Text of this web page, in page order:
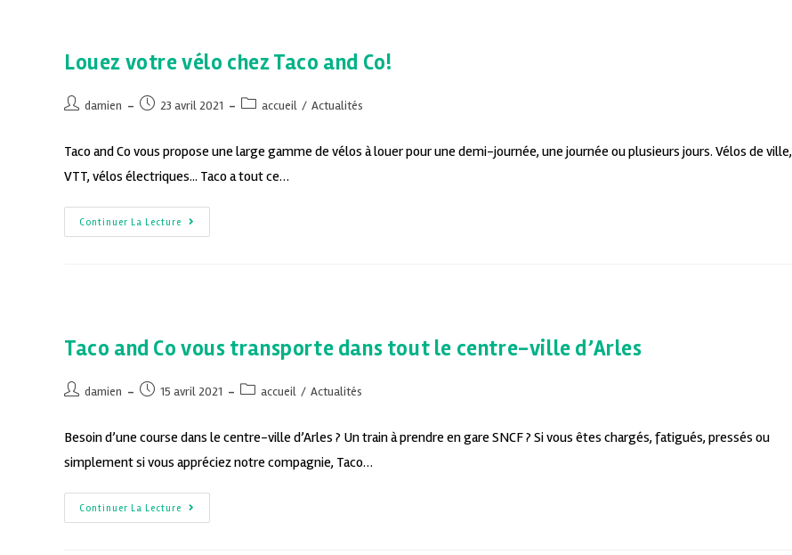
Louez votre vélo chez Taco and Co!
damien 23 avril 2021 accueil / Actualités
Taco and Co vous propose une large gamme de vélos à louer pour une demi-journée, une journée ou plusieurs jours. Vélos de ville,
VTT, vélos électriques... Taco a tout ce…
Continuer La Lecture
Taco and Co vous transporte dans tout le centre-ville d’Arles
damien 15 avril 2021 accueil / Actualités
Besoin d’une course dans le centre-ville d’Arles ? Un train à prendre en gare SNCF ? Si vous êtes chargés, fatigués, pressés ou
simplement si vous appréciez notre compagnie, Taco…
Continuer La Lecture